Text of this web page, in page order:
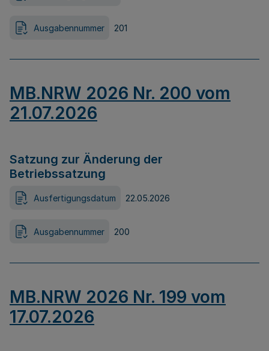
Ausgabennummer 201
MB.NRW 2026 Nr. 200 vom
21.07.2026
Satzung zur Änderung der
Betriebssatzung
Ausfertigungsdatum 22.05.2026
Ausgabennummer 200
MB.NRW 2026 Nr. 199 vom
17.07.2026